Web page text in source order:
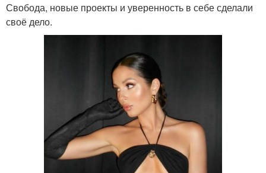
Свобода, новые проекты и уверенность в себе сделали
своё дело.